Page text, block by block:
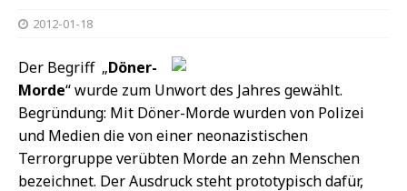
2012-01-18
Der Begriff „Döner-
Morde“ wurde zum Unwort des Jahres gewählt.
Begründung: Mit Döner-Morde wurden von Polizei
und Medien die von einer neonazistischen
Terrorgruppe verübten Morde an zehn Menschen
bezeichnet. Der Ausdruck steht prototypisch dafür,